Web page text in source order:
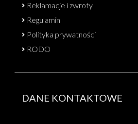
Reklamacje i zwroty
Regulamin
Polityka prywatności
RODO
DANE KONTAKTOWE